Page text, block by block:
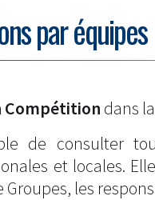
par équipes
Compétition dans
de consulter
et locales.
les